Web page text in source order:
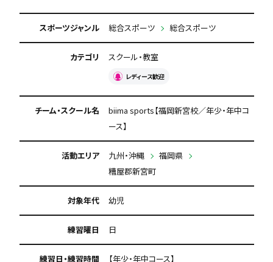
スポーツジャンル 総合スポーツ 総合スポーツ
カテゴリ スクール・教室
レディース歓迎
チーム・スクール名
biima sports【福岡新宮校／年少・年中コ
ース】
活動エリア 九州・沖縄
福岡県
糟屋郡新宮町
対象年代 幼児
練習曜日 日
練習日・練習時間 【年少・年中コース】